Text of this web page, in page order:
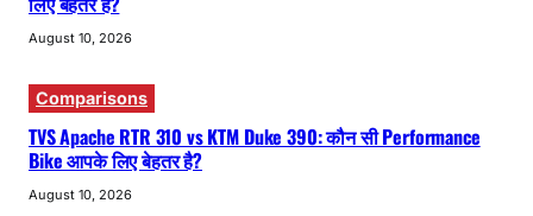
August 10, 2026
Comparisons
TVS Apache RTR 310 vs KTM Duke 390: कौन सी Performance
Bike आपके लिए बेहतर है?
August 10, 2026